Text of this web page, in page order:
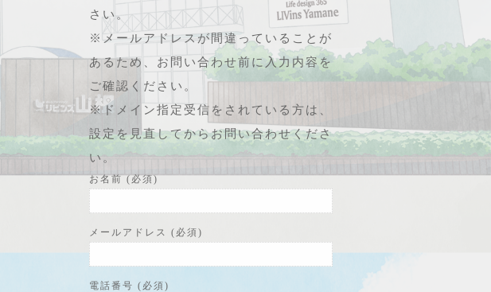
さい。
※メールアドレスが間違っていることが
あるため、お問い合わせ前に入力内容を
ご確認ください。
※ドメイン指定受信をされている方は、
設定を見直してからお問い合わせくださ
い。
お名前 (必須)
メールアドレス (必須)
電話番号 (必須)